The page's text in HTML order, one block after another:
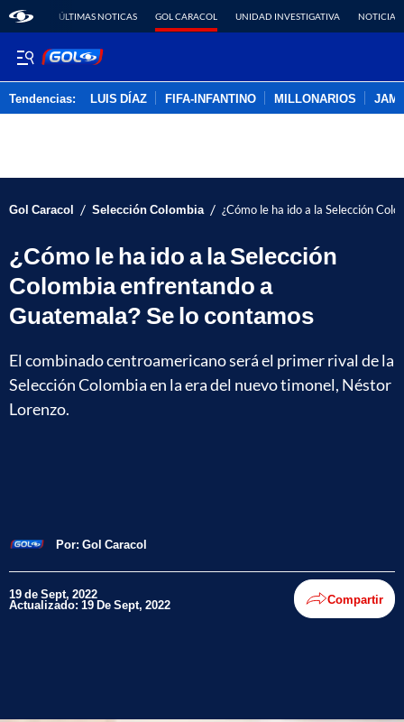
ÚLTIMAS NOTICAS GOL CARACOL UNIDAD INVESTIGATIVA NOTICIAS
Tendencias: LUIS DÍAZ FIFA-INFANTINO MILLONARIOS
Gol Caracol / Selección Colombia / ¿Cómo le ha ido a la Selección
¿Cómo le ha ido a la Selección
Colombia enfrentando a
Guatemala? Se lo contamos
El combinado centroamericano será el primer rival de la
Selección Colombia en la era del nuevo timonel, Néstor
Lorenzo.
Por: Gol Caracol
19 de Sept, 2022
Actualizado: 19 De Sept, 2022 Compartir